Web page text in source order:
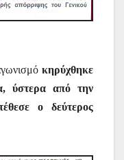
κηρύχθηκε
ύστερα από την
ο δεύτερος